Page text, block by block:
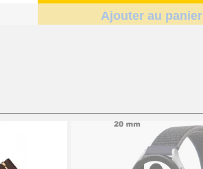
Ajouter au panier
Ajouter au panier